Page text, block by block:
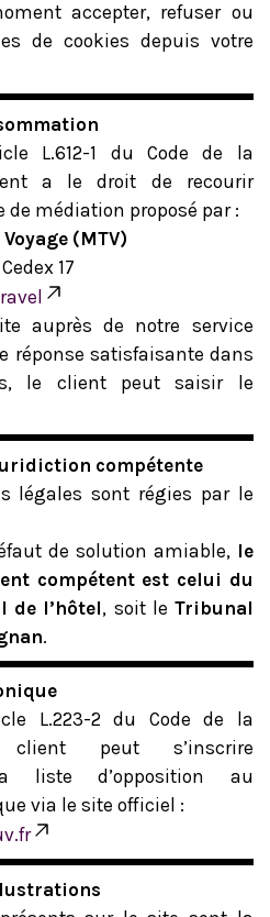
accepter, refuser ou
de cookies depuis votre
L.612-1 du Code de la
a le droit de recourir
médiation proposé par :
(MTV)
17
auprès de notre service
réponse satisfaisante dans
le client peut saisir le
compétente
légales sont régies par le
de solution amiable, le
compétent est celui du
de l’hôtel, soit le Tribunal
.
L.223-2 du Code de la
client peut s’inscrire
liste d’opposition au
via le site officiel :